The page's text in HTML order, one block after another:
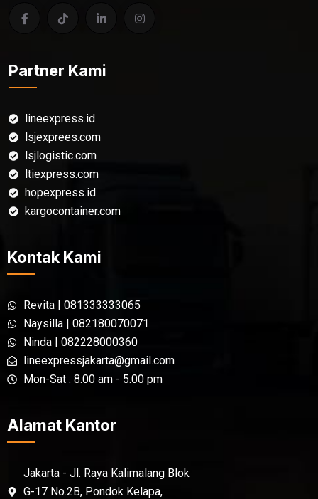
Partner Kami
lineexpress.id
lsjexprees.com
lsjlogistic.com
ltiexpress.com
hopexpress.id
kargocontainer.com
Kontak Kami
Revita | 081333333065
Naysilla | 082180070071
Ninda | 082228000360
lineexpressjakarta@gmail.com
Mon-Sat : 8.00 am - 5.00 pm
Alamat Kantor
Jakarta - Jl. Raya Kalimalang Blok
G-17 No.2B, Pondok Kelapa,